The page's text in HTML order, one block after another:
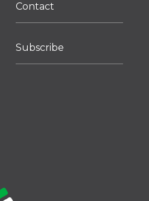
Contact
Subscribe